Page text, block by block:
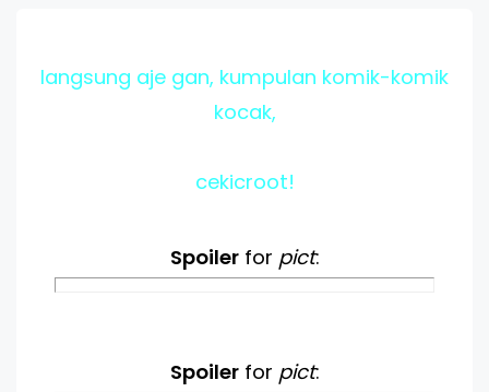
langsung aje gan, kumpulan komik-komik
kocak,
cekicroot!
Spoilerfor pict:
Spoilerfor pict: